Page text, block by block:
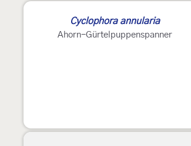
Cyclophora annularia
Ahorn-Gürtelpuppenspanner